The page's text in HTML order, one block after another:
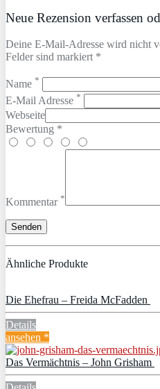
Neue Rezension verfassen
Deine E-Mail-Adresse wird nicht
Felder sind markiert *
Name *
E-Mail Adresse *
Webseite
Bewertung *
Kommentar *
Ähnliche Produkte
Die Ehefrau – Freida McFadden
Details
ansehen *
Das Vermächtnis – John Grisham